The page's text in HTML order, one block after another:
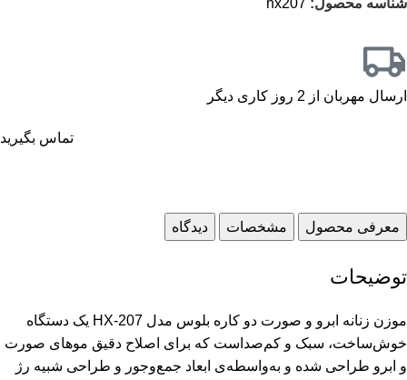
شناسه محصول: hx207
ارسال مهربان از 2 روز کاری دیگر
تماس بگیرید
معرفی محصول مشخصات دیدگاه
توضیحات
موزن زنانه ابرو و صورت دو کاره بلوس مدل HX-207 یک دستگاه
خوش‌ساخت، سبک و کم‌صداست که برای اصلاح دقیق موهای صورت
و ابرو طراحی شده و به‌واسطه‌ی ابعاد جمع‌وجور و طراحی شبیه رژ